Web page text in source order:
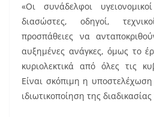
«Οι συνάδελφοι
διασώστες, οδηγοί,
προσπάθειες να
αυξημένες ανάγκες, όμως το
κυριολεκτικά από όλες τις
Είναι σκόπιμη η
ιδιωτικοποίηση της